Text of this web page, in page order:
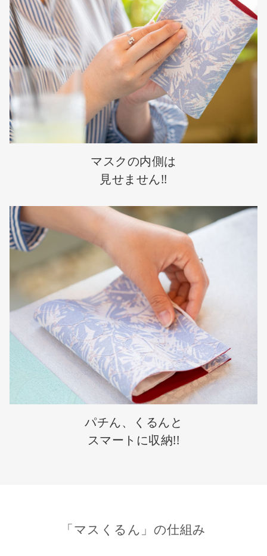
マスクの内側は
見せません!!
パチん、くるんと
スマートに収納!!
「マスくるん」の仕組み